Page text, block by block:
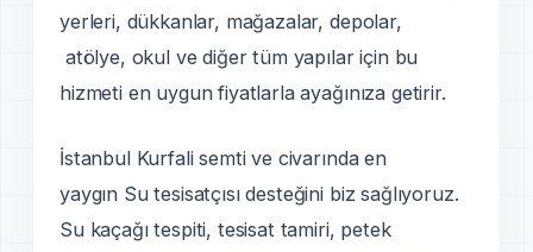
yerleri, dükkanlar, mağazalar, depolar,
atölye, okul ve diğer tüm yapılar için bu
hizmeti en uygun fiyatlarla ayağınıza getirir.
İstanbul Kurfali semti ve civarında en
yaygın Su tesisatçısı desteğini biz sağlıyoruz.
Su kaçağı tespiti, tesisat tamiri, petek